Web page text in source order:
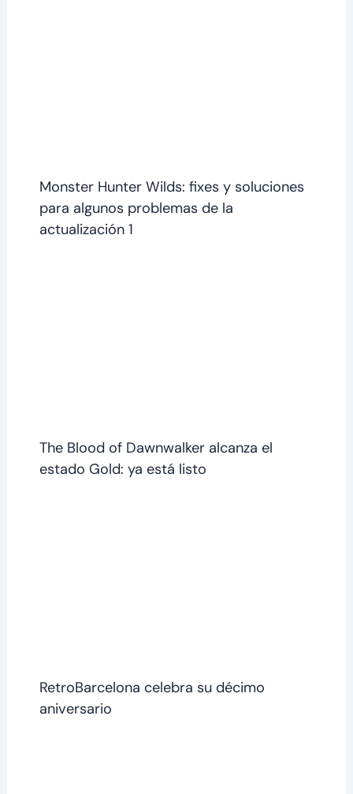
Monster Hunter Wilds: fixes y soluciones
para algunos problemas de la
actualización 1
The Blood of Dawnwalker alcanza el
estado Gold: ya está listo
RetroBarcelona celebra su décimo
aniversario